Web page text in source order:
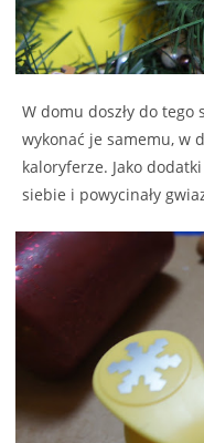
W domu doszły do
wykonać je samemu, w
kaloryferze. Jako
siebie i powycinały